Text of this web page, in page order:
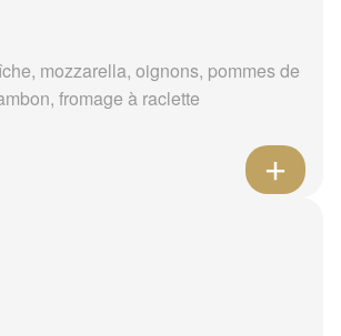
mozzarella, oignons, pommes de
fromage à raclette